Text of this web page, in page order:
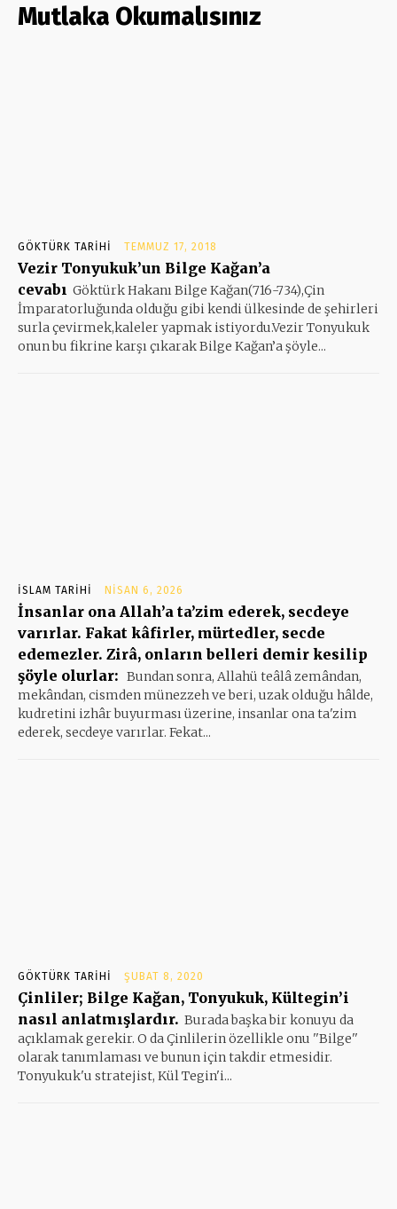
Mutlaka Okumalısınız
GÖKTÜRK TARIHI TEMMUZ 17, 2018
Vezir Tonyukuk’un Bilge Kağan’a
cevabı Göktürk Hakanı Bilge Kağan(716-734),Çin
İmparatorluğunda olduğu gibi kendi ülkesinde de şehirleri
surla çevirmek,kaleler yapmak istiyordu.Vezir Tonyukuk
onun bu fikrine karşı çıkarak Bilge Kağan’a şöyle...
İSLAM TARIHI NISAN 6, 2026
İnsanlar ona Allah’a ta’zim ederek, secdeye
varırlar. Fakat kâfirler, mürtedler, secde
edemezler. Zirâ, onların belleri demir kesilip
şöyle olurlar: Bundan sonra, Allahü teâlâ zemândan,
mekândan, cismden münezzeh ve beri, uzak olduğu hâlde,
kudretini izhâr buyurması üzerine, insanlar ona ta'zim
ederek, secdeye varırlar. Fekat...
GÖKTÜRK TARIHI ŞUBAT 8, 2020
Çinliler; Bilge Kağan, Tonyukuk, Kültegin’i
nasıl anlatmışlardır. Burada başka bir konuyu da
açıklamak gerekir. O da Çinlilerin özellikle onu ''Bilge''
olarak tanımlaması ve bunun için takdir etmesidir.
Tonyukuk'u stratejist, Kül Tegin'i...